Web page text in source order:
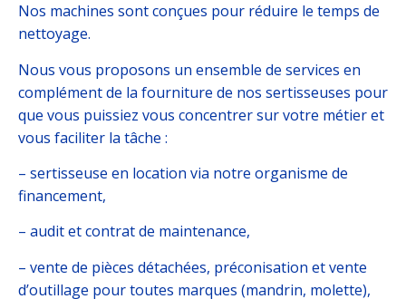
Nos machines sont conçues pour réduire le temps de
nettoyage.
Nous vous proposons un ensemble de services en
complément de la fourniture de nos sertisseuses pour
que vous puissiez vous concentrer sur votre métier et
vous faciliter la tâche :
– sertisseuse en location via notre organisme de
financement,
– audit et contrat de maintenance,
– vente de pièces détachées, préconisation et vente
d’outillage pour toutes marques (mandrin, molette),